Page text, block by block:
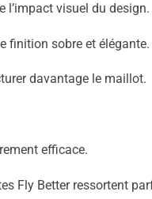
l’impact visuel du design.
finition sobre et élégante.
davantage le maillot.
efficace.
Fly Better ressortent